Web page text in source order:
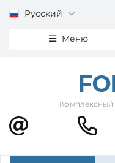
Русский
Меню
Комплексный